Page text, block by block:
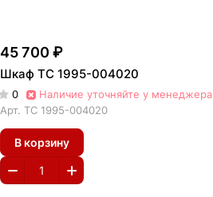
45 700 ₽
Шкаф ТС 1995-004020
0
Наличие уточняйте у менеджера
Арт. ТС 1995-004020
В корзину